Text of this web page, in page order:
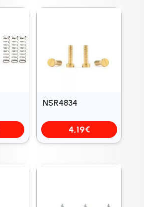
NSR4834
4,19€